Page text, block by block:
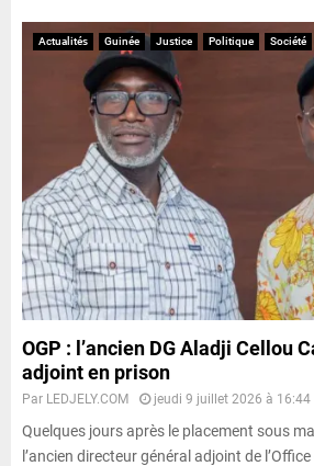
U
Actualités Guinée Justice Politique Société
OGP : l’ancien DG Aladji Cellou
adjoint en prison
Par LEDJELY.COM jeudi 9 juillet 2026 à 16:44
Quelques jours après le placement sous
l’ancien directeur général adjoint de